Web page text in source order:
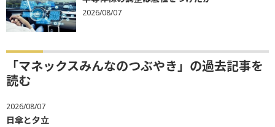
2026/08/07
「マネックスみんなのつぶやき」の過去記事を
読む
2026/08/07
日傘と夕立